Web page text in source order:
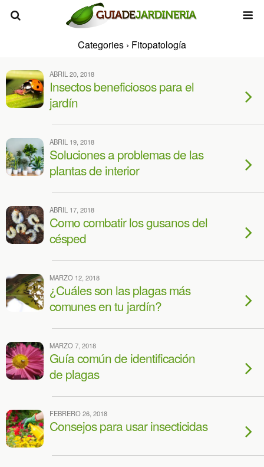
Categories › Fitopatología
ABRIL 20, 2018
Insectos beneficiosos para el
jardín
ABRIL 19, 2018
Soluciones a problemas de las
plantas de interior
ABRIL 17, 2018
Como combatir los gusanos del
césped
MARZO 12, 2018
¿Cuáles son las plagas más
comunes en tu jardín?
MARZO 7, 2018
Guía común de identificación
de plagas
FEBRERO 26, 2018
Consejos para usar insecticidas